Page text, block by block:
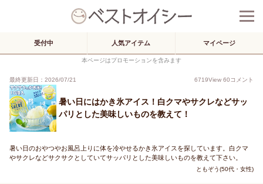
受付中 人気アイテム マイページ
本ページはプロモーションを含みます
最終更新日：2026/07/21 6719View 60コメント
暑い日にはかき氷アイス！白クマやサクレなどサッ
パリとした美味しいものを教えて！
暑い日のおやつやお風呂上りに体を冷やせるかき氷アイスを探しています。白クマ
やサクレなどサクサクとしていてサッパリとした美味しいものを教えて下さい。
ともぞう(50代・女性)